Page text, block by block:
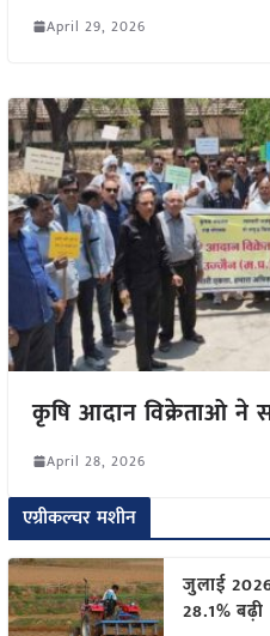
April 29, 2026
कृषि आदान विक्रेताओ ने
April 28, 2026
एग्रीकल्चर मशीन
जुलाई 2026
28.1% बढ़ी